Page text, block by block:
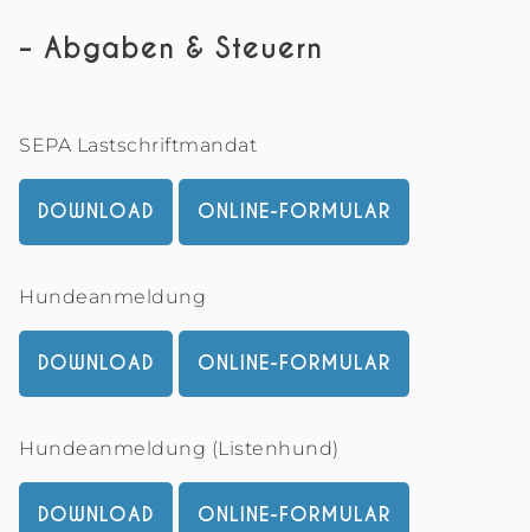
– Abgaben & Steuern
SEPA Lastschriftmandat
DOWNLOAD ONLINE-FORMULAR
Hundeanmeldung
DOWNLOAD ONLINE-FORMULAR
Hundeanmeldung (Listenhund)
DOWNLOAD ONLINE-FORMULAR